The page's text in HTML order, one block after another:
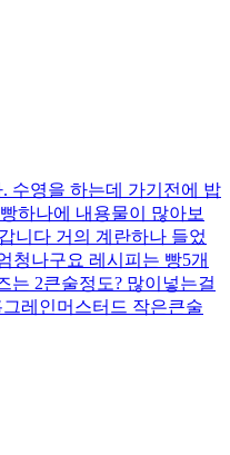
수영을 하는데 가기전에 밥
하나에 내용물이 많아보
니다 거의 계란하나 들었
청나구요 레시피는 빵5개
는 2큰술정도? 많이넣는걸
레인머스터드 작은큰술